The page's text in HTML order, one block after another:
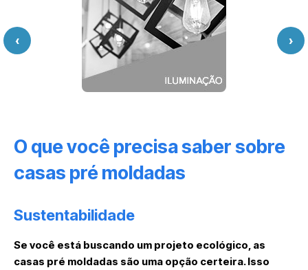
‹ ›
O que você precisa saber sobre
casas pré moldadas
Sustentabilidade
Se você está buscando um projeto ecológico, as
casas pré moldadas são uma opção certeira. Isso